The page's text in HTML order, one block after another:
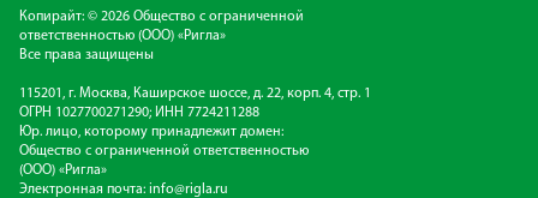
Копирайт: © 2026 Общество с ограниченной
ответственностью (ООО) «Ригла»
Все права защищены
115201, г. Москва, Каширское шоссе, д. 22, корп. 4, стр. 1
ОГРН 1027700271290; ИНН 7724211288
Юр. лицо, которому принадлежит домен:
Общество с ограниченной ответственностью
(ООО) «Ригла»
Электронная почта: info@rigla.ru